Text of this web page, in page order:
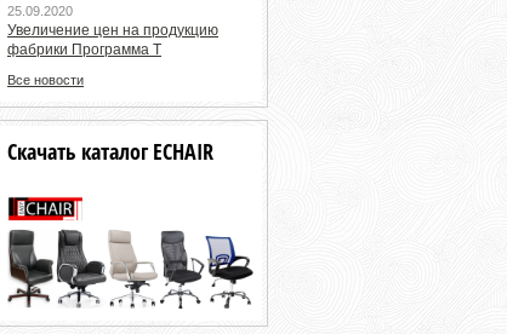
25.09.2020
Увеличение цен на продукцию
фабрики Программа Т
Все новости
Скачать каталог ECHAIR